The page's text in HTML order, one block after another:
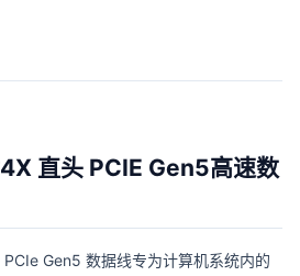
直头 PCIE Gen5高速数
Gen5 数据线专为计算机系统内的